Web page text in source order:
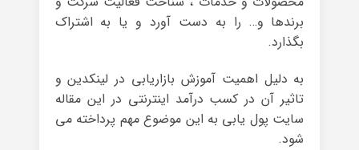
برندها و… را به دست آورد و یا به اشتراک
بگذارد.
به دلیل اهمیت آموزش بازاریابی در لینکدین و
تاثیر آن در کسب درآمد اینترنتی در این مقاله
سایت پول یابی به این موضوع مهم پرداخته می
شود.